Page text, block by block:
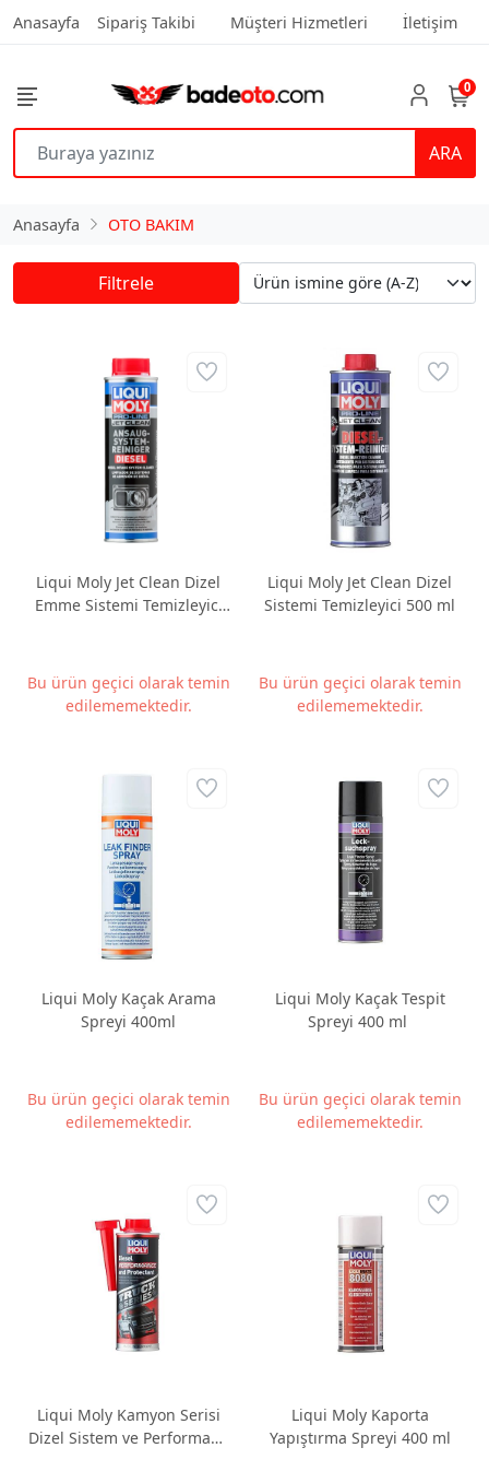
Anasayfa Sipariş Takibi Müşteri Hizmetleri İletişim
ARA
0
Anasayfa OTO BAKIM
Filtrele
Liqui Moly Jet Clean Dizel
Emme Sistemi Temizleyici
Bu ürün geçici olarak temin
edilememektedir.
Liqui Moly Jet Clean Dizel
Sistemi Temizleyici 500 ml
Bu ürün geçici olarak temin
edilememektedir.
Liqui Moly Kaçak Arama
Spreyi 400ml
Bu ürün geçici olarak temin
edilememektedir.
Liqui Moly Kaçak Tespit
Spreyi 400 ml
Bu ürün geçici olarak temin
edilememektedir.
Liqui Moly Kamyon Serisi
Dizel Sistem ve Performans
Liqui Moly Kaporta
Yapıştırma Spreyi 400 ml